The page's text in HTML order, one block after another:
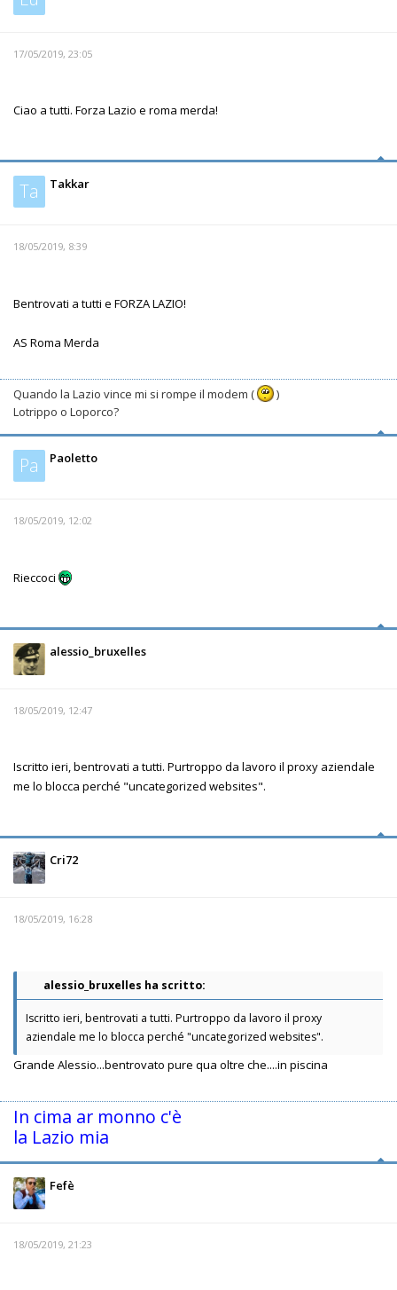
17/05/2019, 23:05
Ciao a tutti. Forza Lazio e roma merda!
Ta Takkar
18/05/2019, 8:39
Bentrovati a tutti e FORZA LAZIO!
AS Roma Merda
Quando la Lazio vince mi si rompe il modem (
)
Lotrippo o Loporco?
Pa Paoletto
18/05/2019, 12:02
Rieccoci
alessio_bruxelles
18/05/2019, 12:47
Iscritto ieri, bentrovati a tutti. Purtroppo da lavoro il proxy aziendale
me lo blocca perché "uncategorized websites".
Cri72
18/05/2019, 16:28
alessio_bruxelles ha scritto:
Iscritto ieri, bentrovati a tutti. Purtroppo da lavoro il proxy
aziendale me lo blocca perché "uncategorized websites".
Grande Alessio...bentrovato pure qua oltre che....in piscina
In cima ar monno c'è
la Lazio mia
Fefè
18/05/2019, 21:23